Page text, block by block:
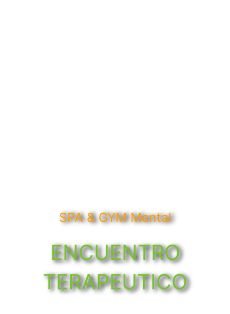
SPA & GYM Mental
ENCUENTRO
TERAPEUTICO​